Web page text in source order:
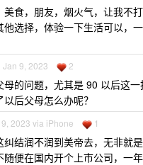
美食，朋友，烟火气，让我不
选择，体验一下生活可以，
Jan 9, 2023 2
母的问题，尤其是 90 以后这
后父母怎么办呢？
2023 via iPhone 1
纠结润不润到美帝去，无非就
随便在国内开个上市公司，一